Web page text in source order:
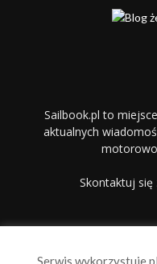
Sailbook.pl to
aktualnych
Skontaktuj się
Serwis wykorzystuje